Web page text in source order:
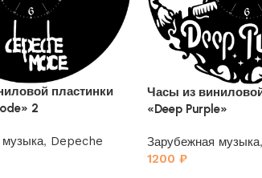
пластинки
2
, Depeche
Часы из
«Deep Purple»
Зарубежная музыка,
1200 ₽